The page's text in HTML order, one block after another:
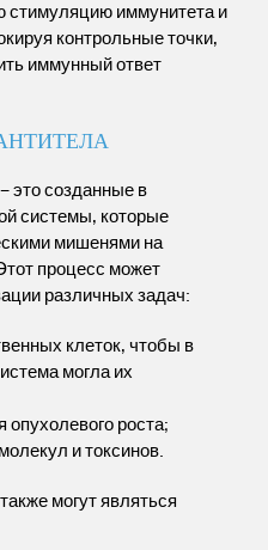
стимуляцию иммунитета и
контрольные точки,
иммунный ответ
это созданные в
системы, которые
мишенями на
процесс может
различных задач:
клеток, чтобы в
могла их
опухолевого роста;
и токсинов.
могут являться